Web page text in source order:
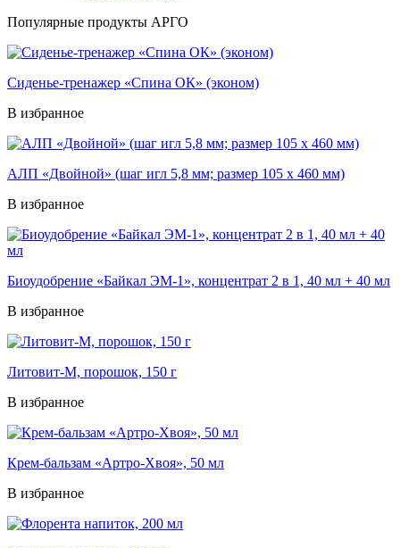
Популярные продукты АРГО
Cиденье-тренажер «Спина ОК» (эконом)
В избранное
АЛП «Двойной» (шаг игл 5,8 мм; размер 105 х 460 мм)
В избранное
Биоудобрение «Байкал ЭМ-1», концентрат 2 в 1, 40 мл + 40 мл
В избранное
Литовит-М, порошок, 150 г
В избранное
Крем-бальзам «Артро-Хвоя», 50 мл
В избранное